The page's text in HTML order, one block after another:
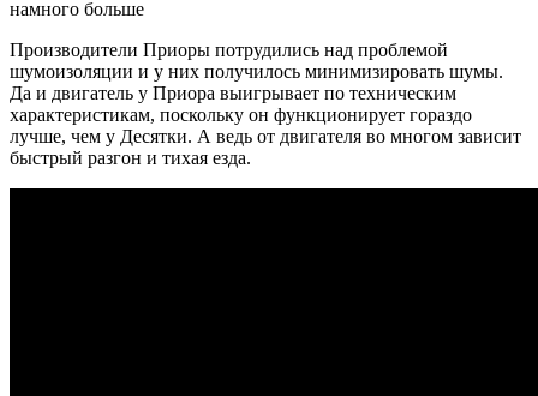
намного больше
Производители Приоры потрудились над проблемой
шумоизоляции и у них получилось минимизировать шумы.
Да и двигатель у Приора выигрывает по техническим
характеристикам, поскольку он функционирует гораздо
лучше, чем у Десятки. А ведь от двигателя во многом зависит
быстрый разгон и тихая езда.